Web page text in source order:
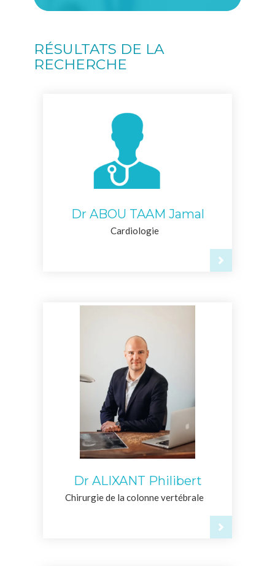
RÉSULTATS DE LA
RECHERCHE
Dr ABOU TAAM Jamal
Cardiologie
Dr ALIXANT Philibert
Chirurgie de la colonne vertébrale